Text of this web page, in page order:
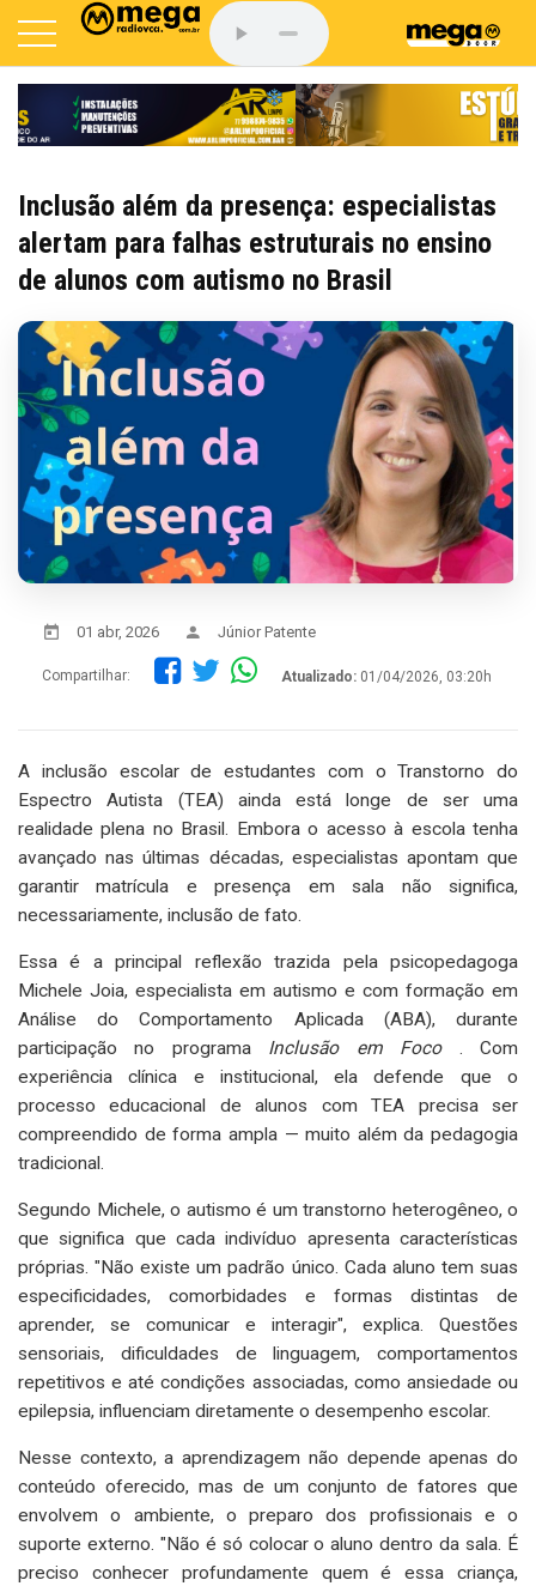
Inclusão além da presença: especialistas
alertam para falhas estruturais no ensino
de alunos com autismo no Brasil
01 abr, 2026 Júnior Patente
Compartilhar: Atualizado: 01/04/2026, 03:20h
A inclusão escolar de estudantes com o Transtorno do
Espectro Autista (TEA) ainda está longe de ser uma
realidade plena no Brasil. Embora o acesso à escola tenha
avançado nas últimas décadas, especialistas apontam que
garantir matrícula e presença em sala não significa,
necessariamente, inclusão de fato.
Essa é a principal reflexão trazida pela psicopedagoga
Michele Joia, especialista em autismo e com formação em
Análise do Comportamento Aplicada (ABA), durante
participação no programa Inclusão em Foco. Com
experiência clínica e institucional, ela defende que o
processo educacional de alunos com TEA precisa ser
compreendido de forma ampla — muito além da pedagogia
tradicional.
Segundo Michele, o autismo é um transtorno heterogêneo, o
que significa que cada indivíduo apresenta características
próprias. "Não existe um padrão único. Cada aluno tem suas
especificidades, comorbidades e formas distintas de
aprender, se comunicar e interagir", explica. Questões
sensoriais, dificuldades de linguagem, comportamentos
repetitivos e até condições associadas, como ansiedade ou
epilepsia, influenciam diretamente o desempenho escolar.
Nesse contexto, a aprendizagem não depende apenas do
conteúdo oferecido, mas de um conjunto de fatores que
envolvem o ambiente, o preparo dos profissionais e o
suporte externo. "Não é só colocar o aluno dentro da sala. É
preciso conhecer profundamente quem é essa criança,